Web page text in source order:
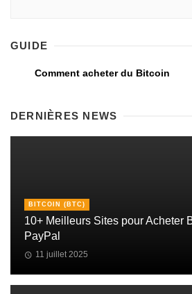
GUIDE
Comment acheter du Bitcoin
DERNIÈRES NEWS
BITCOIN (BTC)
10+ Meilleurs Sites pour Acheter
PayPal
11 juillet 2025